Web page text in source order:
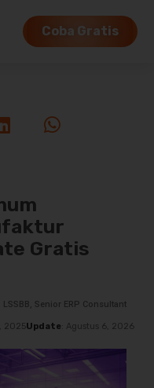
Coba Gratis
Gratis
Senior ERP Consultant
2025Update : Agustus 6, 2026